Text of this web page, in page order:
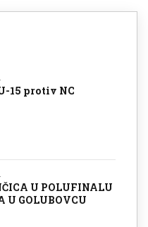
15 protiv NC
U POLUFINALU
U GOLUBOVCU